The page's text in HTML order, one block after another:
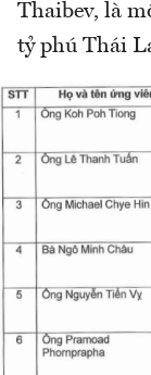
Thaibev, là
tỷ phú Thái